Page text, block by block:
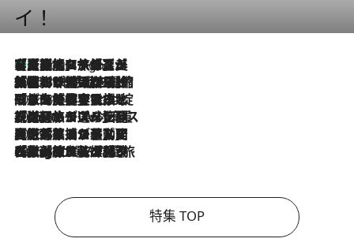
イ！
4 Hours Ago
【厳選旅コスメ】「多機能アイテムがメイン！」旅好き美容エディターが選んだ夏旅ベストコスメを発表【Mサイズジップ】
2026.8.6
「荷物が増えるほど旅ストレスは増す」美容ジャーナリストがたどり着いた最終結論。“化粧品を劇的に減らす”感動の凝縮美容とは
2026.8.6
「旅先には金髪ウィッグを持参」日本と同じメイクでは損してる!? 美容ジャーナリストが提案する“掟破りの旅美容”とは
2026.8.6
【厳選旅コスメ】「身軽さ＆UV対策重視！」ヘアアーティストshucoが選んだ夏旅ベストコスメを発表【Mサイズジップ】
2026.8.5
【厳選旅コスメ】国内をあちこち移動する河井菜摘が選んだ夏旅ベストコスメ発表！「リラックスアイテムはマスト」【Mサイズジップ】
2026.8.4
【厳選旅コスメ】「紫外線＆乾燥対策しながらメイク感も！」ヘア＆メイクGeorgeが選んだ夏旅ベストコスメを発表！【Mサイズジップ】
特集 TOP